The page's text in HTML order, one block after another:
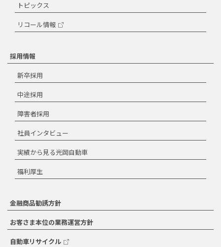
トピックス
リコール情報
採用情報
新卒採用
中途採用
障害者採用
社員インタビュー
実績から見る光岡自動車
福利厚生
金融商品勧誘方針
お客さま本位の業務運営方針
自動車リサイクル